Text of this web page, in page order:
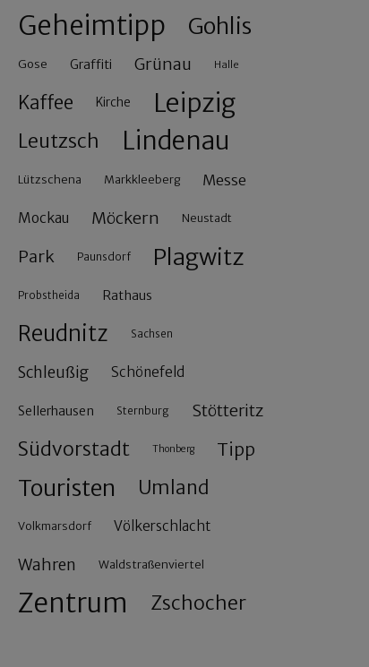
Geheimtipp Gohlis
Gose Graffiti Grünau Halle
Kaffee Kirche Leipzig
Leutzsch Lindenau
Lützschena Markkleeberg Messe
Mockau Möckern Neustadt
Park Paunsdorf Plagwitz
Probstheida Rathaus
Reudnitz Sachsen
Schleußig Schönefeld
Sellerhausen Sternburg Stötteritz
Südvorstadt Thonberg Tipp
Touristen Umland
Volkmarsdorf Völkerschlacht
Wahren Waldstraßenviertel
Zentrum Zschocher